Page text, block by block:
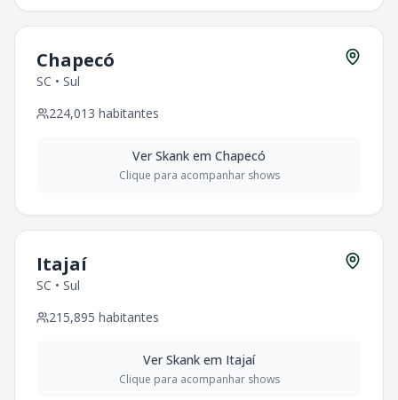
Chapecó
SC • Sul
224,013 habitantes
VerSkank em Chapecó
Clique para acompanhar shows
Itajaí
SC • Sul
215,895 habitantes
VerSkank em Itajaí
Clique para acompanhar shows